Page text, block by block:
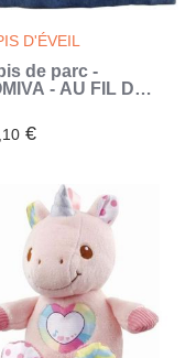
D'ÉVEIL
de parc -
- AU FIL DE
,10 €